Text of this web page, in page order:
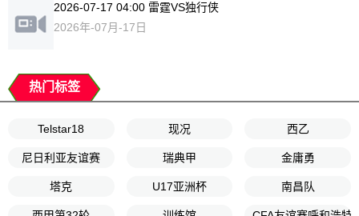
2026-07-17 04:00 雷霆VS独行侠
2026年-07月-17日
热门标签
Telstar18 现况 西乙
尼日利亚友谊赛 瑞典甲 金庸勇
塔克 U17亚洲杯 南昌队